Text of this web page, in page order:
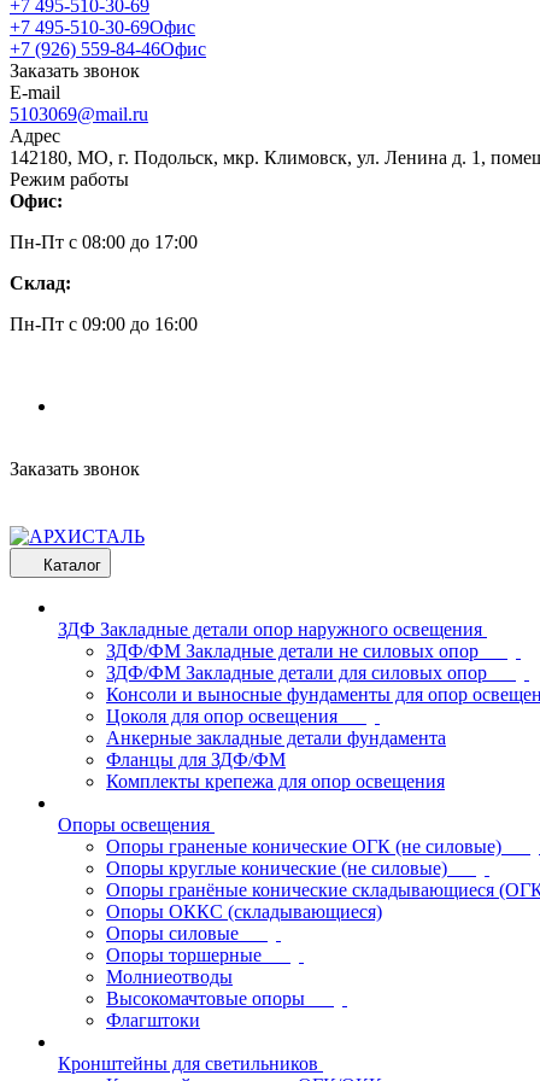
+7 495-510-30-69
+7 495-510-30-69Офис
+7 (926) 559-84-46Офис
Заказать звонок
E-mail
5103069@mail.ru
Адрес
142180, МО, г. Подольск, мкр. Климовск, ул. Ленина д. 1,
Режим работы
Офис:
Пн-Пт c 08:00 до 17:00
Склад:
Пн-Пт c 09:00 до 16:00
Заказать звонок
Каталог
ЗДФ Закладные детали опор наружного освещения
ЗДФ/ФМ Закладные детали не силовых опор
ЗДФ/ФМ Закладные детали для силовых опор
Консоли и выносные фундаменты для опор
Цоколя для опор освещения
Анкерные закладные детали фундамента
Фланцы для ЗДФ/ФМ
Комплекты крепежа для опор освещения
Опоры освещения
Опоры граненые конические ОГК (не силовые)
Опоры круглые конические (не силовые)
Опоры гранёные конические складывающиеся
Опоры ОККС (складывающиеся)
Опоры силовые
Опоры торшерные
Молниеотводы
Высокомачтовые опоры
Флагштоки
Кронштейны для светильников